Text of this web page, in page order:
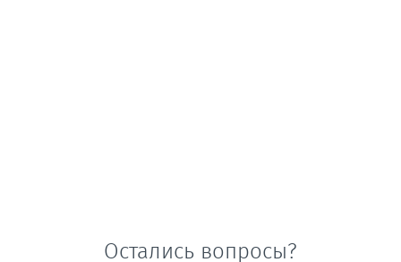
Остались вопросы?